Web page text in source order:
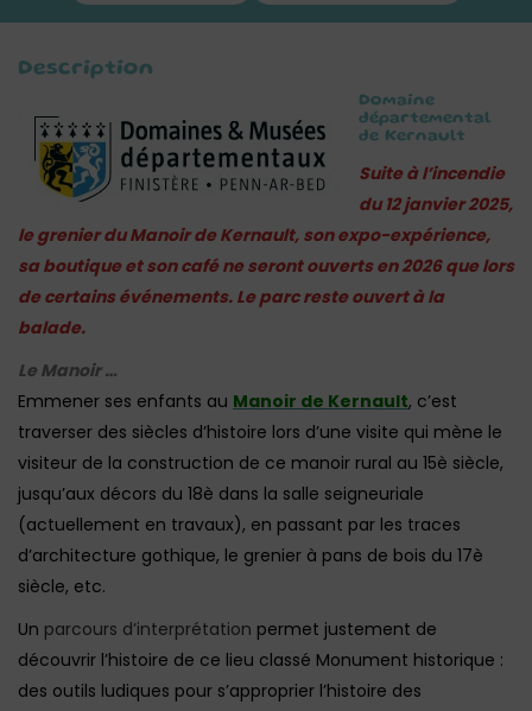
Description
Domaine
départemental
de Kernault
Suite à l’incendie
du 12 janvier 2025,
le grenier du Manoir de Kernault, son expo-expérience,
sa boutique et son café ne seront ouverts en 2026 que lors
de certains événements. Le parc reste ouvert à la
balade.
Le Manoir …
Emmener ses enfants au Manoir de Kernault, c’est
traverser des siècles d’histoire lors d’une visite qui mène le
visiteur de la construction de ce manoir rural au 15è siècle,
jusqu’aux décors du 18è dans la salle seigneuriale
(actuellement en travaux), en passant par les traces
d’architecture gothique, le grenier à pans de bois du 17è
siècle, etc.
Un parcours d’interprétation permet justement de
découvrir l’histoire de ce lieu classé Monument historique :
des outils ludiques pour s’approprier l’histoire des